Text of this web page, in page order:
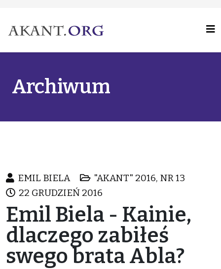
Archiwum
EMIL BIELA
"AKANT" 2016, NR 13
22 GRUDZIEŃ 2016
Emil Biela - Kainie,
dlaczego zabiłeś
swego brata Abla?